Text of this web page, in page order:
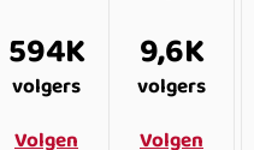
594K
volgers
Volgen
9,6K
volgers
Volgen